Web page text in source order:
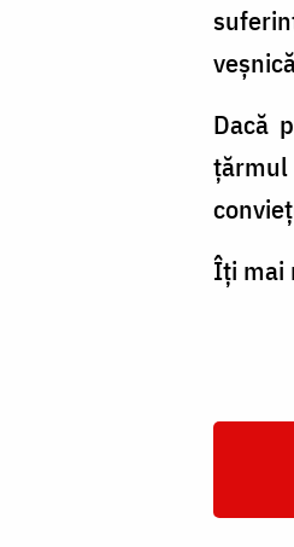
Dacă
Îți mai